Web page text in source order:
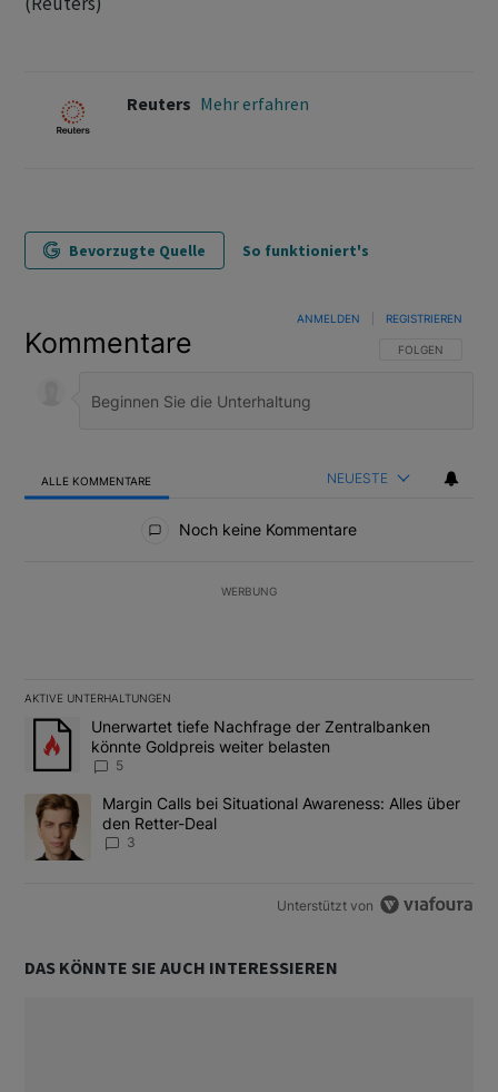
Reuters Mehr erfahren
Bevorzugte Quelle So funktioniert's
Kommentare FOLGE DIESER
FOLGEN
ANMELDEN REGISTRIEREN
ALLE KOMMENTARE NEUESTE
Noch keine Kommentare
WERBUNG
AKTIVE UNTERHALTUNGEN
Das Folgende ist eine Liste der am meisten kommentierten
Ein Trendartikel mit dem Titel "Unerwartet tiefe Nachfrage der
Unerwartet tiefe Nachfrage der Zentralbanken
könnte Goldpreis weiter belasten
5
Ein Trendartikel mit dem Titel "Margin Calls bei Situational
Margin Calls bei Situational Awareness: Alles über
den Retter-Deal
3
Unterstützt von
DAS KÖNNTE SIE AUCH INTERESSIEREN